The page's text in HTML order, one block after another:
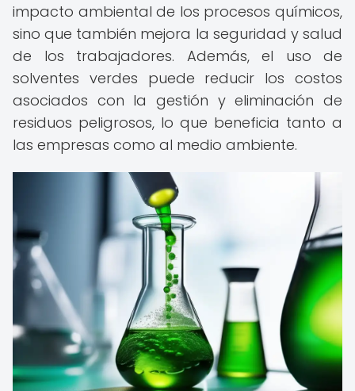
impacto ambiental de los procesos químicos,
sino que también mejora la seguridad y salud
de los trabajadores. Además, el uso de
solventes verdes puede reducir los costos
asociados con la gestión y eliminación de
residuos peligrosos, lo que beneficia tanto a
las empresas como al medio ambiente.